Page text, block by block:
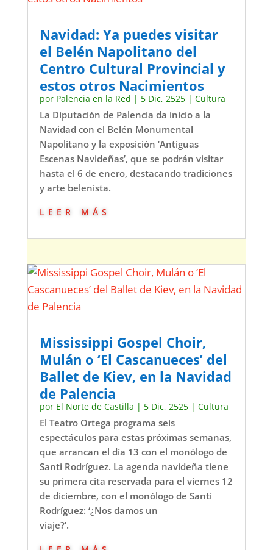
Navidad: Ya puedes visitar
el Belén Napolitano del
Centro Cultural Provincial y
estos otros Nacimientos
por Palencia en la Red | 5 Dic, 2525| Cultura
La Diputación de Palencia da inicio a la
Navidad con el Belén Monumental
Napolitano y la exposición ‘Antiguas
Escenas Navideñas’, que se podrán visitar
hasta el 6 de enero, destacando tradiciones
y arte belenista.
leer más
Mississippi Gospel Choir,
Mulán o ‘El Cascanueces’ del
Ballet de Kiev, en la Navidad
de Palencia
por El Norte de Castilla | 5 Dic, 2525| Cultura
El Teatro Ortega programa seis
espectáculos para estas próximas semanas,
que arrancan el día 13 con el monólogo de
Santi Rodríguez. La agenda navideña tiene
su primera cita reservada para el viernes 12
de diciembre, con el monólogo de Santi
Rodríguez: ‘¿Nos damos un
viaje?’.